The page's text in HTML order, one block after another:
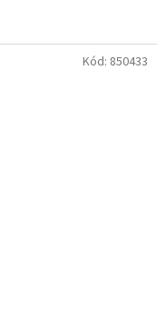
Kód: 850433